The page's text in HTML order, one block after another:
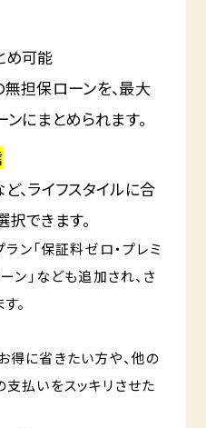
め可能
担保ローンを、最大
にまとめられます。
、ライフスタイルに合
できます。
ン「保証料ゼロ・プレミ
ン」なども追加され、さ
。
に省きたい方や、他の
払いをスッキリさせた